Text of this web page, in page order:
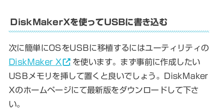
DiskMakerXを使ってUSBに書き込む
次に簡単にOSをUSBに移植するにはユーティリティの
DiskMaker X
を使います。まず事前に作成したい
USBメモリを挿して置くと良いでしょう。DiskMaker
Xのホームページにて最新版をダウンロードして下さ
い。